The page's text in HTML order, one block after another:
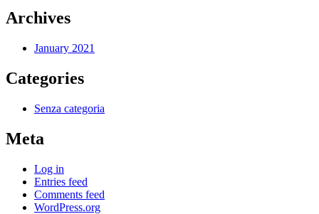
Archives
January 2021
Categories
Senza categoria
Meta
Log in
Entries feed
Comments feed
WordPress.org